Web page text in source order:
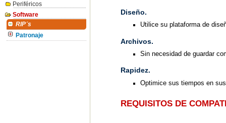
Periféricos
Software
RIP´s
Patronaje
Diseño.
Utilice su plataforma de
Archivos.
Sin necesidad de guardar
Rapidez.
Optimice sus tiempos en
REQUISITOS DE